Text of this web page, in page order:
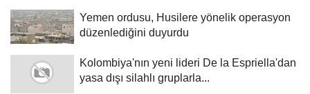
Yemen ordusu, Husilere yönelik operasyon
düzenlediğini duyurdu
Kolombiya'nın yeni lideri De la Espriella'dan
yasa dışı silahlı gruplarla...